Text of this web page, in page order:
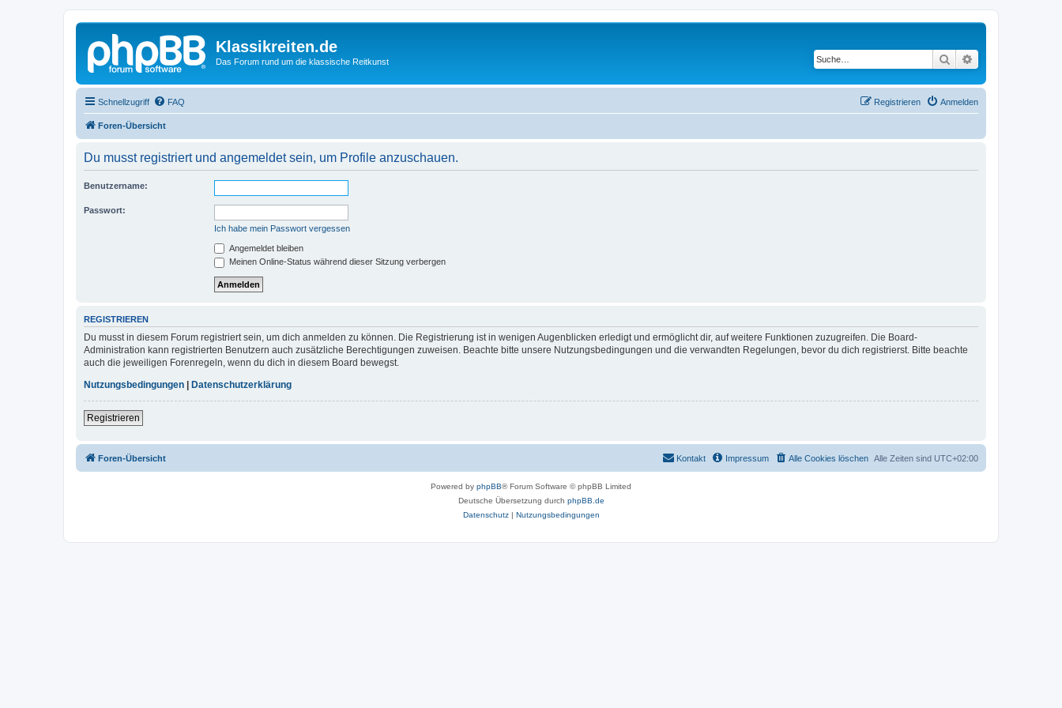
Klassikreiten.de
Das Forum rund um die klassische Reitkunst Suche
Schnellzugriff FAQ Anmelden
Registrieren
Foren-Übersicht
Du musst registriert und angemeldet sein, um Profile anzuschauen.
Benutzername:
Passwort:
Ich habe mein Passwort vergessen
Angemeldet bleiben
Meinen Online-Status während dieser Sitzung verbergen
REGISTRIEREN
Du musst in diesem Forum registriert sein, um dich anmelden zu können. Die Registrierung ist in wenigen Augenblicken erledigt und ermöglicht dir, auf weitere Funktionen zuzugreifen. Die Board-
Administration kann registrierten Benutzern auch zusätzliche Berechtigungen zuweisen. Beachte bitte unsere Nutzungsbedingungen und die verwandten Regelungen, bevor du dich registrierst. Bitte beachte
auch die jeweiligen Forenregeln, wenn du dich in diesem Board bewegst.
Nutzungsbedingungen
Datenschutzerklärung
Registrieren
Foren-Übersicht Alle Zeiten sind UTC+02:00
Alle Cookies löschen
Impressum
Kontakt
Powered by phpBB® Forum Software © phpBB Limited
Deutsche Übersetzung durch phpBB.de
Datenschutz| Nutzungsbedingungen